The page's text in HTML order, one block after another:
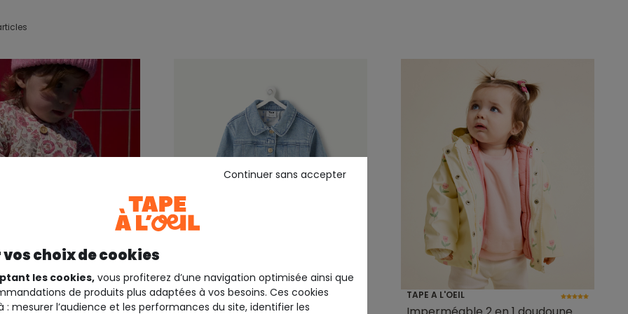
ans
TAPE A L'OEIL TAPE A L'OEIL
vos choix de cookies
les cookies, vous profiterez d’une navigation optimisée ainsi que
de produits plus adaptées à vos besoins. Ces cookies
: mesurer l’audience et les performances du site, identifier les
Continuer sans accepter